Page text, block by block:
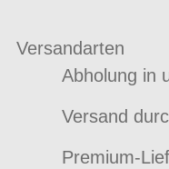
Versandarten
Abholung in
Versand
Premium-